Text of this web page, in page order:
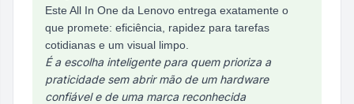
Este All In One da Lenovo entrega exatamente o
que promete: eficiência, rapidez para tarefas
cotidianas e um visual limpo.
É a escolha inteligente para quem prioriza a
praticidade sem abrir mão de um hardware
confiável e de uma marca reconhecida